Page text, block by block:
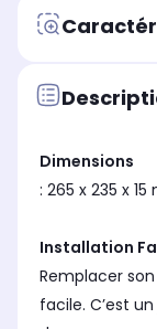
Dimensions
: 265 x 235 x 15
Installation
Remplacer
facile. C’est